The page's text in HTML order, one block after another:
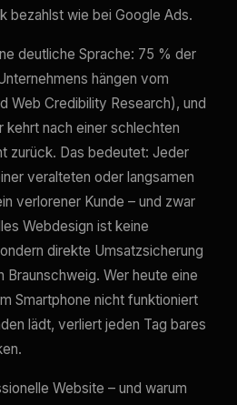
bezahlst wie bei Google Ads.
deutliche Sprache: 75 % der
hängen vom
Web Credibility Research), und
kehrt nach einer schlechten
zurück. Das bedeutet: Jeder
veralteten oder langsamen
verlorener Kunde – und zwar
Webdesign ist keine
direkte Umsatzsicherung
Braunschweig. Wer heute eine
Smartphone nicht funktioniert
lädt, verliert jeden Tag bares
Website – und warum